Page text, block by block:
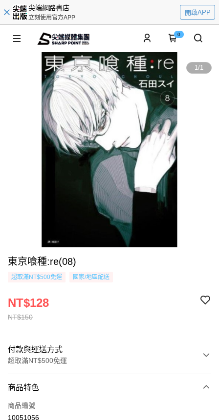
尖端網路書店
立刻使用官方APP
開啟APP
0
1/1
東京喰種:re(08)
超取滿NT$500免運 國家/地區配送
NT$150
NT$128
付款與運送方式
超取滿NT$500免運
信用卡一次付款
超商取貨付款
商品特色
商品編號
10051056